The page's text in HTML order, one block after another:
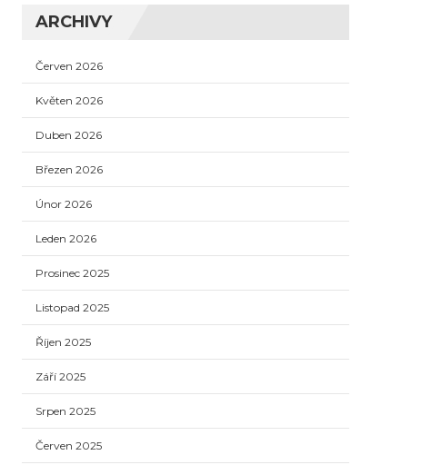
ARCHIVY
Červen 2026
Květen 2026
Duben 2026
Březen 2026
Únor 2026
Leden 2026
Prosinec 2025
Listopad 2025
Říjen 2025
Září 2025
Srpen 2025
Červen 2025